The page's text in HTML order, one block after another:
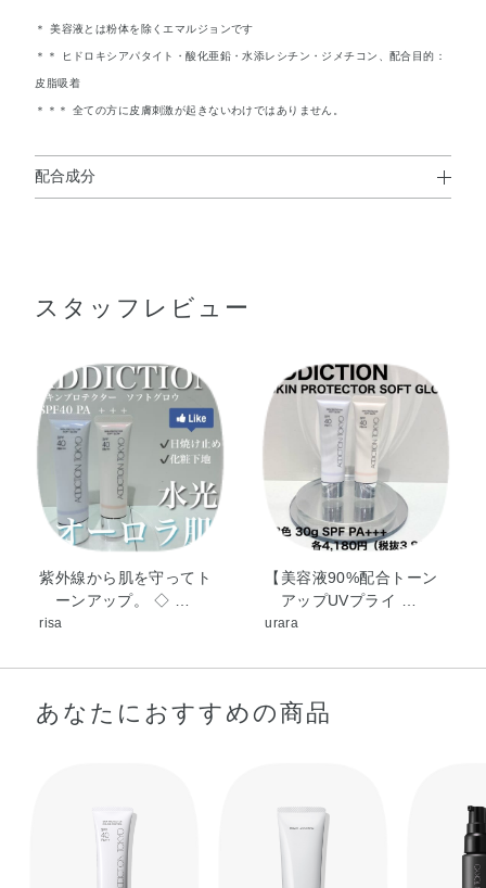
＊ 美容液とは粉体を除くエマルジョンです
＊＊ ヒドロキシアパタイト・酸化亜鉛・水添レシチン・ジメチコン、配合目的：
皮脂吸着
＊＊＊ 全ての方に皮膚刺激が起きないわけではありません。
配合成分
ジエチルアミノヒドロキシベンゾイル安息香酸ヘキシル・
リーブ果実油・カニナバラ果実油・ゴマ種子油・サフラワ
ー油・ジパルミチン酸アスコルビル・テトラヘキシルデカ
ン酸アスコルビル・トコフェロール・ホホバ種子油・ラベ
ンダー油・BHT・EDTA－2Na・PEG－10水添ヒマシ油・
（アクリル酸Na／アクリロイルジメチルタウリンNa）コ
ポリマー・（アクリレーツ／アクリル酸アルキル（C10－
30））クロスポリマー・イソヘキサデカン・オレイン酸ソ
ルビタン・カルボマー・キサンタンガム・シリカ・ジメチ
コン・ステアリン酸グリセリル・セスキオレイン酸ソルビ
タン・セテアリルアルコール・タルク・トリセテアレス－
ベート80・メチコン・ラウリン酸ポリグリセリル－10・レ
スタッフレビュー
紫外線から肌を守ってト
ーンアップ。 ◇ …
risa
【美容液90%配合トーン
アップUVプライ …
urara
あなたにおすすめの商品